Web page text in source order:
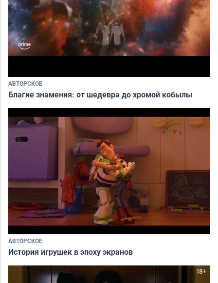
АВТОРСКОЕ
Благие знамения: от шедевра до хромой кобылы
АВТОРСКОЕ
История игрушек в эпоху экранов